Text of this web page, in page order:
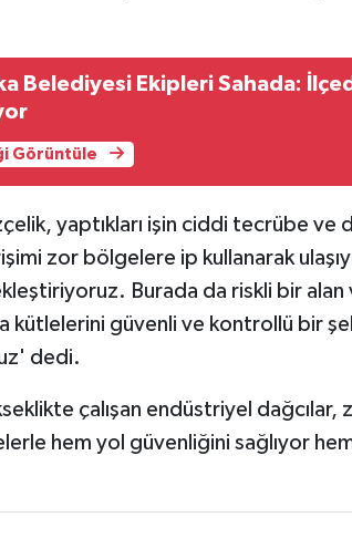
Belediyesi Ekipleri Sahada:
Görüntüle
yaptıkları işin ciddi tecrübe ve
zor bölgelere ip kullanarak
Burada da riskli bir alan
kütlelerini güvenli ve kontrollü bir
dedi.
çalışan endüstriyel dağcılar,
hem yol güvenliğini sağlıyor